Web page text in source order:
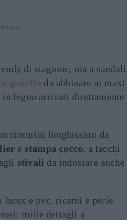
di stagione, ma a sandali
gioiello da abbinare ai maxi
legno arrivati direttamente
cinturini lunghissimi da
e stampa cocco, a tacchi
stivali da indossare anche
e pvc, ricami e perle
mille dettagli a